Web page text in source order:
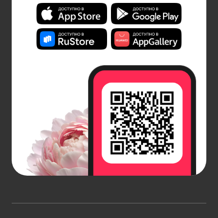
Символически лавандовая свеча может означать
энергетическое обновление, духовную чистоту,
мир в душе и даже защиту от негативной энергии.
Она считается свечой «восстановления» — ее
рекомендуют зажигать после трудных
важно восстановить внутреннее равновесие. В
эзотерических практиках такие свечи используют
для очищения пространства и усиления интуиции.
В современном контексте лавандовые свечи
становятся популярными подарками с особым
смыслом: они символизируют заботу, поддержку
и пожелание спокойствия. Это универсальный
жест внимания, уместный как в дружеском, так и в
романтическом формате.
магазине AzaliaNow